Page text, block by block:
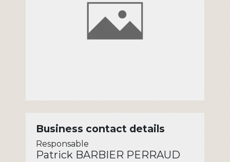
Business contact details
Responsable
Patrick BARBIER PERRAUD